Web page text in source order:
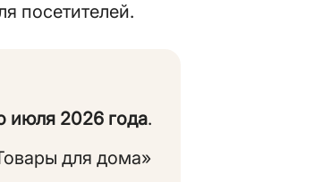
посетителей.
июля 2026 года.
для дома»